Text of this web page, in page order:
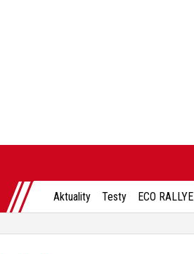
Aktuality Testy ECO RALLYE